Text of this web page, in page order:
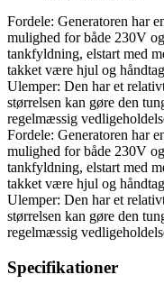
Fordele: Generatoren har
mulighed for både 230V
tankfyldning, elstart med
takket være hjul og
Ulemper: Den har et
størrelsen kan gøre den
regelmæssig
Fordele: Generatoren har
mulighed for både 230V
tankfyldning, elstart med
takket være hjul og
Ulemper: Den har et
størrelsen kan gøre den
regelmæssig
Specifikationer